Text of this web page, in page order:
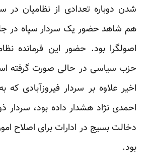
شدن دوباره تعدادی از نظامیان در
هم شاهد حضور یک سردار سپاه در
اصولگرا بود. حضور این فرمانده
حزب سیاسی در حالی صورت گرفته
اخیر علاوه بر سردار فیروزآبادی
احمدی نژاد هشدار داده بود، سردار
دخالت بسیج در ادارات برای اصلاح
بود.